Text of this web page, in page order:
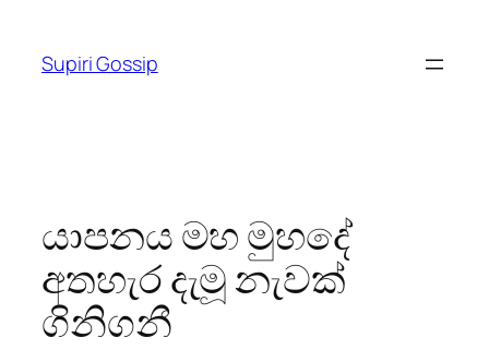
content
Supiri Gossip
යාපනය මහ මුහදේ
අතහැර දැමූ නැවක්
ගිනිගනී